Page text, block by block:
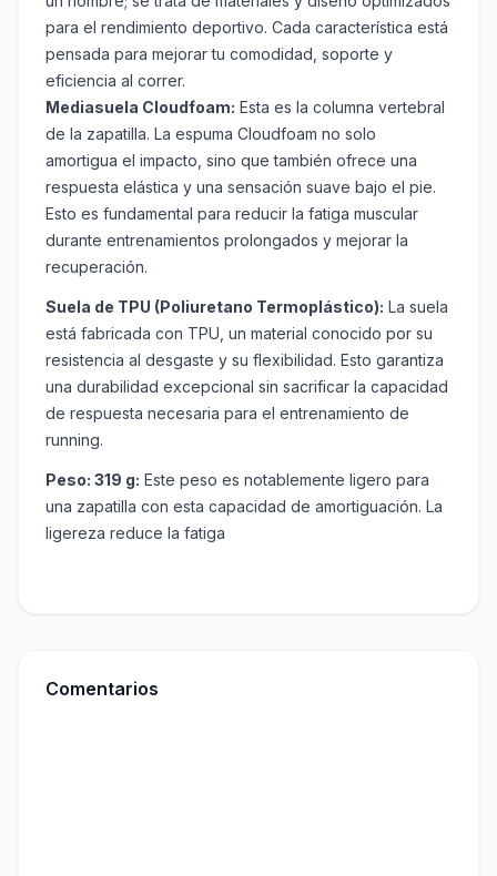
para el rendimiento deportivo. Cada característica está
pensada para mejorar tu comodidad, soporte y
eficiencia al correr.
Mediasuela Cloudfoam: Esta es la columna vertebral
de la zapatilla. La espuma Cloudfoam no solo
amortigua el impacto, sino que también ofrece una
respuesta elástica y una sensación suave bajo el pie.
Esto es fundamental para reducir la fatiga muscular
durante entrenamientos prolongados y mejorar la
recuperación.
Suela de TPU (Poliuretano Termoplástico): La suela
está fabricada con TPU, un material conocido por su
resistencia al desgaste y su flexibilidad. Esto garantiza
una durabilidad excepcional sin sacrificar la capacidad
de respuesta necesaria para el entrenamiento de
running.
Peso: 319 g: Este peso es notablemente ligero para
una zapatilla con esta capacidad de amortiguación. La
ligereza reduce la fatiga
Comentarios